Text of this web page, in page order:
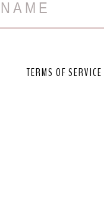
TERMS OF SERVICE